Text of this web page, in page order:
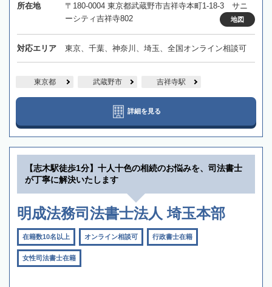
所在地
〒180-0004 東京都武蔵野市吉祥寺本町1-18-3 サニ
ーシティ吉祥寺802
地図
対応エリア 東京、千葉、神奈川、埼玉、全国オンライン相談可
東京都 武蔵野市 吉祥寺駅
詳細を見る
【志木駅徒歩1分】十人十色の相続のお悩みを、司法書士
が丁寧に解決いたします
明成法務司法書士法人 埼玉本部
在籍数10名以上 オンライン相談可 行政書士在籍
女性司法書士在籍